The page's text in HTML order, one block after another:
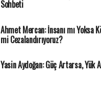
Sohbeti
Ahmet Mercan: İnsanı mı Yoksa
mi Cezalandırıyoruz?
Yasin Aydoğan: Güç Artarsa, Yük